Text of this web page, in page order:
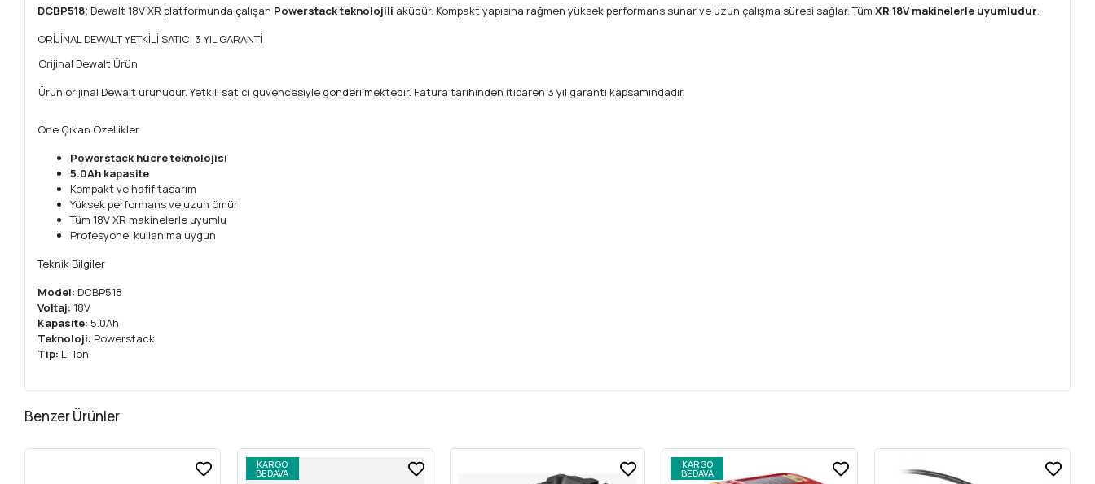
DCBP518; Dewalt 18V XR platformunda çalışan Powerstack teknolojili aküdür. Kompakt yapısına rağmen yüksek performans sunar ve uzun çalışma süresi sağlar. TümXR 18V makinelerle uyumludur.
ORİJİNAL DEWALT YETKİLİ SATICI 3 YIL GARANTİ
Orijinal Dewalt Ürün
Ürün orijinal Dewalt ürünüdür. Yetkili satıcı güvencesiyle gönderilmektedir. Fatura tarihinden itibaren 3 yıl garanti kapsamındadır.
Öne Çıkan Özellikler
Powerstack hücre teknolojisi
5.0Ah kapasite
Kompakt ve hafif tasarım
Yüksek performans ve uzun ömür
Tüm 18V XR makinelerle uyumlu
Profesyonel kullanıma uygun
Teknik Bilgiler
Model: DCBP518
Voltaj: 18V
Kapasite: 5.0Ah
Teknoloji: Powerstack
Tip: Li-Ion
Benzer Ürünler
KARGO
BEDAVA
KARGO
BEDAVA